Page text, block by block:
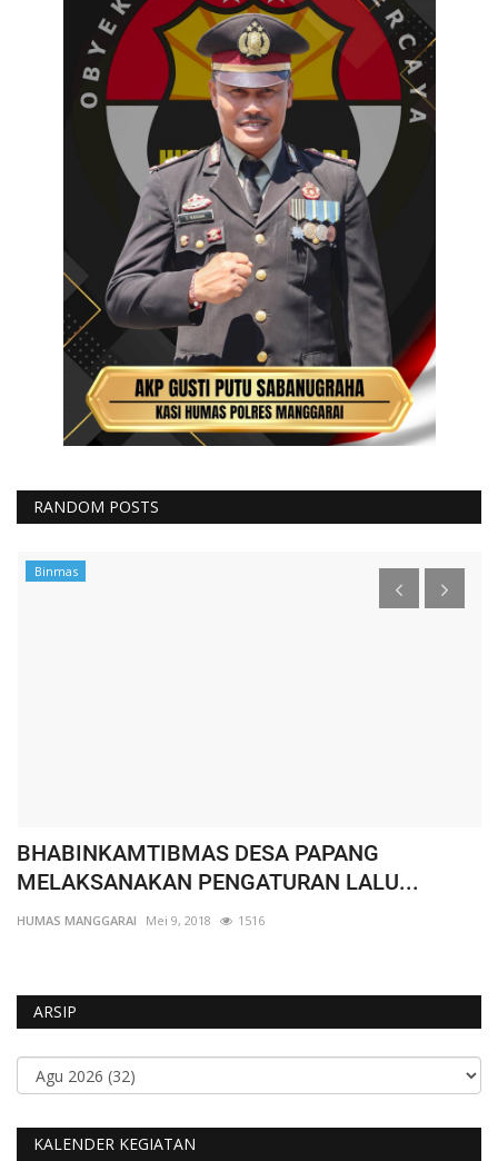
RANDOM POSTS
Binmas
BHABINKAMTIBMAS DESA PAPANG
MELAKSANAKAN PENGATURAN LALU...
HUMAS MANGGARAI Mei 9, 2018 1516
ARSIP
KALENDER KEGIATAN